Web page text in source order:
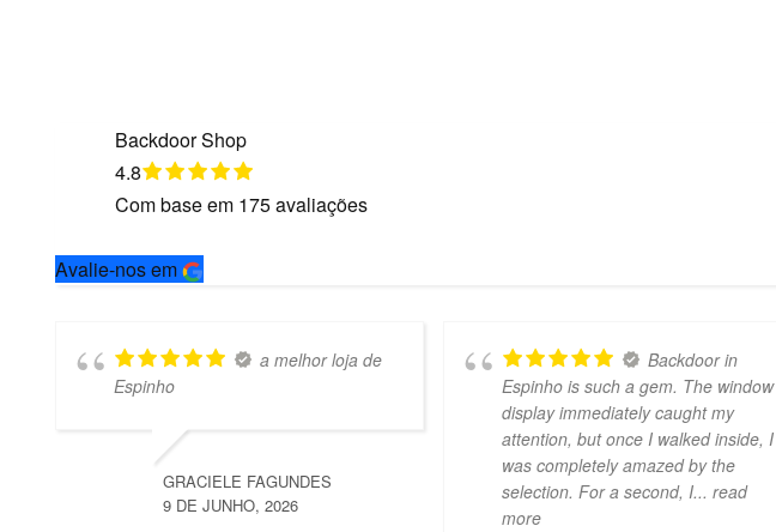
Backdoor Shop
4.8
Com base em 175avaliações
Avalie-nos em
a melhor loja de
Espinho
GRACIELE FAGUNDES
9 DE JUNHO, 2026
Backdoor in
Espinho is such a gem. The window
display immediately caught my
attention, but once I walked inside, I
was completely amazed by the
selection. For a second, I... read
more